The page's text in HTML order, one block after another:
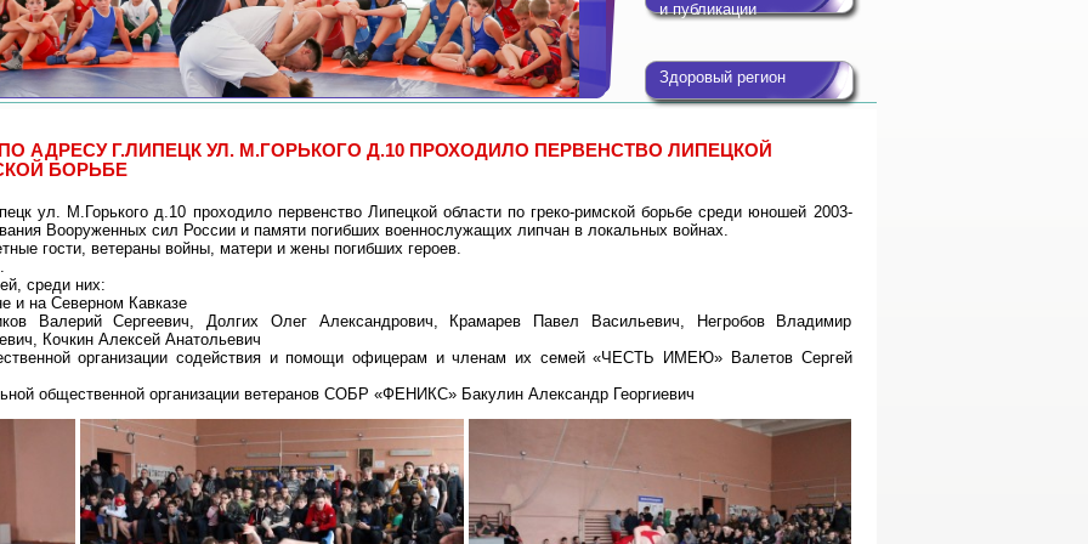
и публикации
Здоровый регион
АДРЕСУ Г.ЛИПЕЦК УЛ. М.ГОРЬКОГО Д.10 ПРОХОДИЛО ПЕРВЕНСТВО ЛИПЕЦКОЙ
БОРЬБЕ
ул. М.Горького д.10 проходило первенство Липецкой области по греко-римской борьбе среди юношей 2003-
Вооруженных сил России и памяти погибших военнослужащих липчан в локальных войнах.
гости, ветераны войны, матери и жены погибших героев.
среди них:
и на Северном Кавказе
Валерий Сергеевич, Долгих Олег Александрович, Крамарев Павел Васильевич, Негробов Владимир
Кочкин Алексей Анатольевич
организации содействия и помощи офицерам и членам их семей «ЧЕСТЬ ИМЕЮ» Валетов Сергей
общественной организации ветеранов СОБР «ФЕНИКС» Бакулин Александр Георгиевич